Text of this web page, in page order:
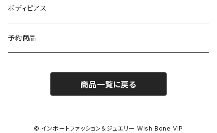
ピアス・イヤリング
ブレスレット・バングル
ボディピアス
予約商品
商品一覧に戻る
© インポートファッション＆ジュエリー Wish Bone VIP